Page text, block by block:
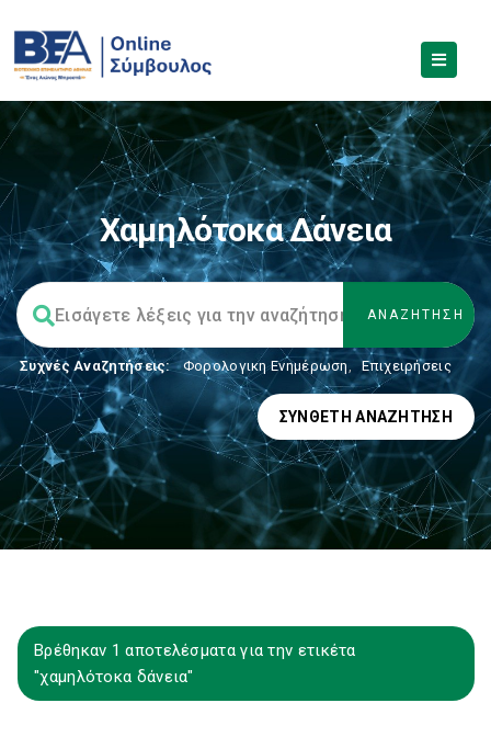
Χαμηλότοκα Δάνεια
Συχνές Αναζητήσεις: Φορολογικη Ενημέρωση, Επιχειρήσεις
ΣΎΝΘΕΤΗ ΑΝΑΖΉΤΗΣΗ
Βρέθηκαν 1 αποτελέσματα για την ετικέτα
"χαμηλότοκα δάνεια"